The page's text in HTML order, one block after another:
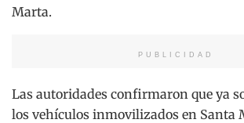
Marta.
PUBLICIDAD
Las autoridades confirmaron que ya
los vehículos inmovilizados en Santa